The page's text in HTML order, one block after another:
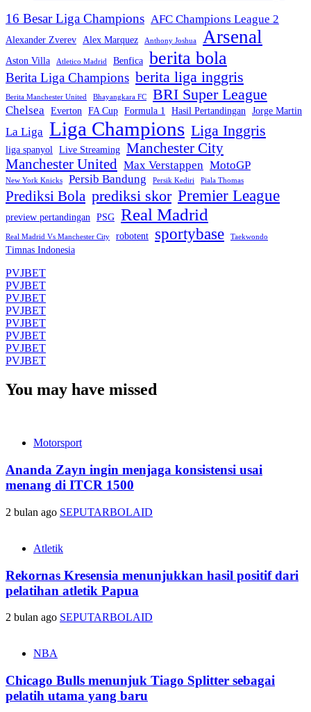
16 Besar Liga Champions AFC Champions League 2
Alexander Zverev Alex Marquez Anthony Joshua Arsenal
Aston Villa Atletico Madrid Benfica berita bola
Berita Liga Champions berita liga inggris
Berita Manchester United Bhayangkara FC BRI Super League
Chelsea Everton FA Cup Formula 1 Hasil Pertandingan Jorge Martin
La Liga Liga Champions Liga Inggris
liga spanyol Live Streaming Manchester City
Manchester United Max Verstappen MotoGP
New York Knicks Persib Bandung Persik Kediri Piala Thomas
Prediksi Bola prediksi skor Premier League
preview pertandingan PSG Real Madrid
Real Madrid Vs Manchester City robotent sportybase Taekwondo
Timnas Indonesia
PVJBET
PVJBET
PVJBET
PVJBET
PVJBET
PVJBET
PVJBET
PVJBET
You may have missed
Motorsport
Ananda Zayn ingin menjaga konsistensi usai
menang di ITCR 1500
2 bulan ago SEPUTARBOLAID
Atletik
Rekornas Kresensia menunjukkan hasil positif dari
pelatihan atletik Papua
2 bulan ago SEPUTARBOLAID
NBA
Chicago Bulls menunjuk Tiago Splitter sebagai
pelatih utama yang baru